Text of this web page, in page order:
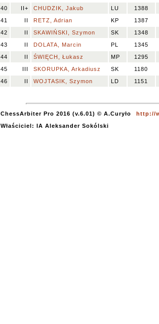
40
II+ CHUDZIK, Jakub LU
1388
41
II RETZ, Adrian KP
1387
42
II SKAWIŃSKI, Szymon SK
1348
43
II DOLATA, Marcin PL
1345
44
II ŚWIĘCH, Łukasz MP
1295
45
III SKORUPKA, Arkadiusz SK
1180
46
II WOJTASIK, Szymon LD 1151
ChessArbiter Pro 2016 (v.6.01) © A.Curyło
http://
Właściciel: IA Aleksander Sokólski